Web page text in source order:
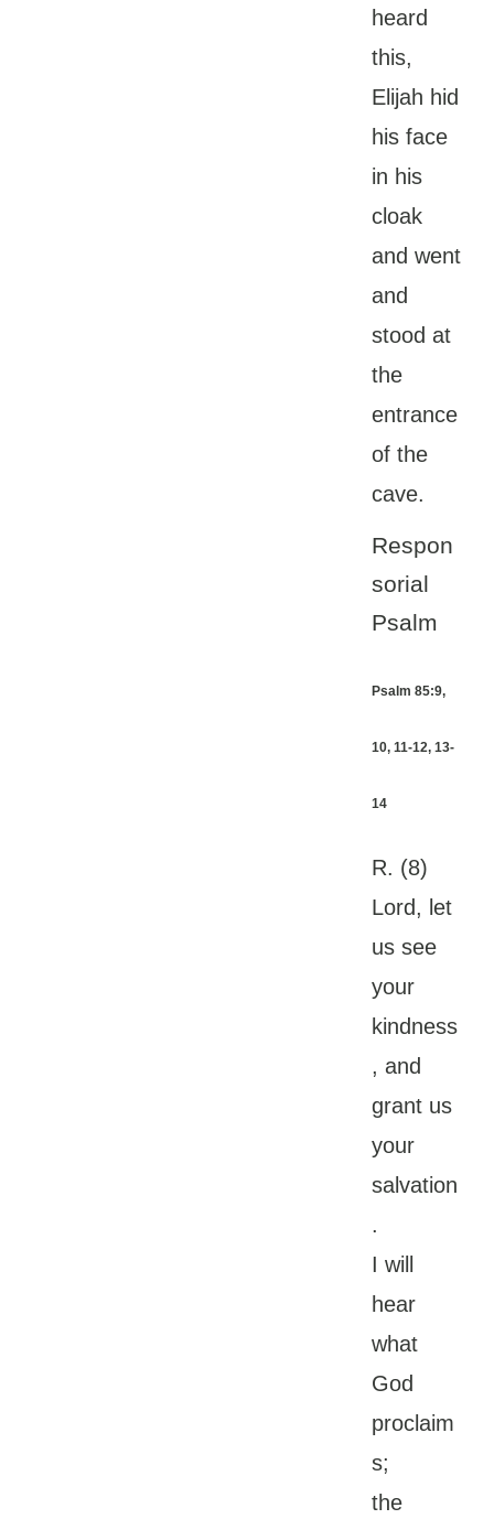
heard
this,
Elijah hid
his face
in his
cloak
and went
and
stood at
the
entrance
of the
cave.
Respon
sorial
Psalm
Psalm 85:9,
10, 11-12, 13-
14
R. (8)
Lord, let
us see
your
kindness
, and
grant us
your
salvation
.
I will
hear
what
God
proclaim
s;
the